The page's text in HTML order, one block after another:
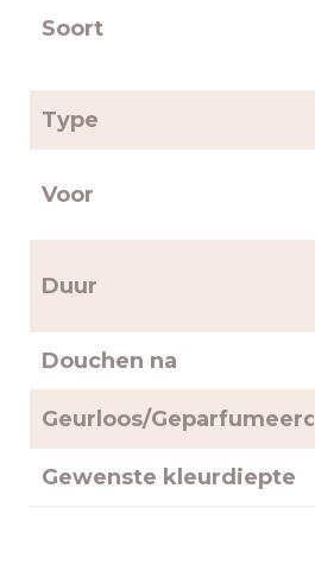
Soort
Type
Voor
Duur
Douchen na
Geurloos/Geparfumeerd
Gewenste kleurdiepte